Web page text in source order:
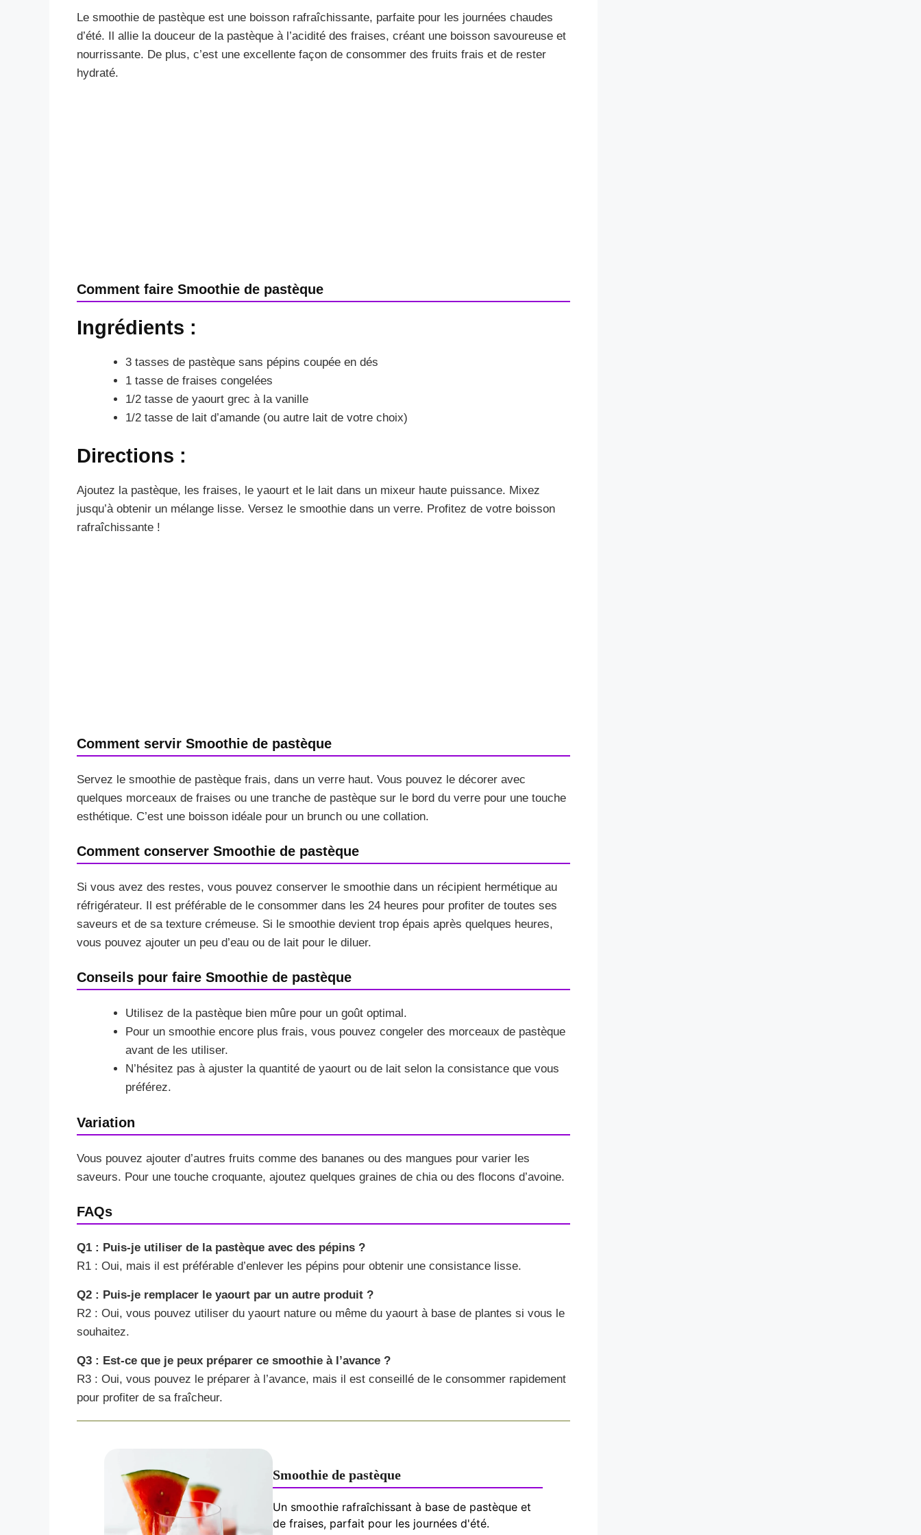
Le smoothie de pastèque est une boisson rafraîchissante, parfaite pour les journées chaudes
d’été. Il allie la douceur de la pastèque à l’acidité des fraises, créant une boisson savoureuse et
nourrissante. De plus, c’est une excellente façon de consommer des fruits frais et de rester
hydraté.
Comment faire Smoothie de pastèque
Ingrédients :
3 tasses de pastèque sans pépins coupée en dés
1 tasse de fraises congelées
1/2 tasse de yaourt grec à la vanille
1/2 tasse de lait d’amande (ou autre lait de votre choix)
Directions :
Ajoutez la pastèque, les fraises, le yaourt et le lait dans un mixeur haute puissance. Mixez
jusqu’à obtenir un mélange lisse. Versez le smoothie dans un verre. Profitez de votre boisson
rafraîchissante !
Comment servir Smoothie de pastèque
Servez le smoothie de pastèque frais, dans un verre haut. Vous pouvez le décorer avec
quelques morceaux de fraises ou une tranche de pastèque sur le bord du verre pour une touche
esthétique. C’est une boisson idéale pour un brunch ou une collation.
Comment conserver Smoothie de pastèque
Si vous avez des restes, vous pouvez conserver le smoothie dans un récipient hermétique au
réfrigérateur. Il est préférable de le consommer dans les 24 heures pour profiter de toutes ses
saveurs et de sa texture crémeuse. Si le smoothie devient trop épais après quelques heures,
vous pouvez ajouter un peu d’eau ou de lait pour le diluer.
Conseils pour faire Smoothie de pastèque
Utilisez de la pastèque bien mûre pour un goût optimal.
Pour un smoothie encore plus frais, vous pouvez congeler des morceaux de pastèque
avant de les utiliser.
N’hésitez pas à ajuster la quantité de yaourt ou de lait selon la consistance que vous
préférez.
Variation
Vous pouvez ajouter d’autres fruits comme des bananes ou des mangues pour varier les
saveurs. Pour une touche croquante, ajoutez quelques graines de chia ou des flocons d’avoine.
FAQs
Q1 : Puis-je utiliser de la pastèque avec des pépins ?
R1 : Oui, mais il est préférable d’enlever les pépins pour obtenir une consistance lisse.
Q2 : Puis-je remplacer le yaourt par un autre produit ?
R2 : Oui, vous pouvez utiliser du yaourt nature ou même du yaourt à base de plantes si vous le
souhaitez.
Q3 : Est-ce que je peux préparer ce smoothie à l’avance ?
R3 : Oui, vous pouvez le préparer à l’avance, mais il est conseillé de le consommer rapidement
pour profiter de sa fraîcheur.
Smoothie de pastèque
Un smoothie rafraîchissant à base de pastèque et
de fraises, parfait pour les journées d'été.